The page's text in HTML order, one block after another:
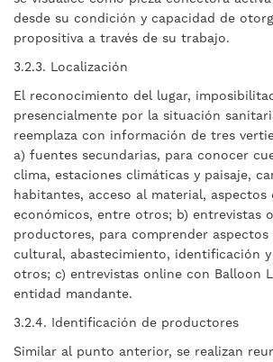
desde su condición y capacidad de
propositiva a través de su trabajo.
3.2.3. Localización
El reconocimiento del lugar,
presencialmente por la situación
reemplaza con información de tres
a) fuentes secundarias, para conocer
clima, estaciones climáticas y paisaje,
habitantes, acceso al material, aspectos
económicos, entre otros; b) entrevistas
productores, para comprender
cultural, abastecimiento, identificación
otros; c) entrevistas online con Balloon
entidad mandante.
3.2.4. Identificación de productores
Similar al punto anterior, se realizan